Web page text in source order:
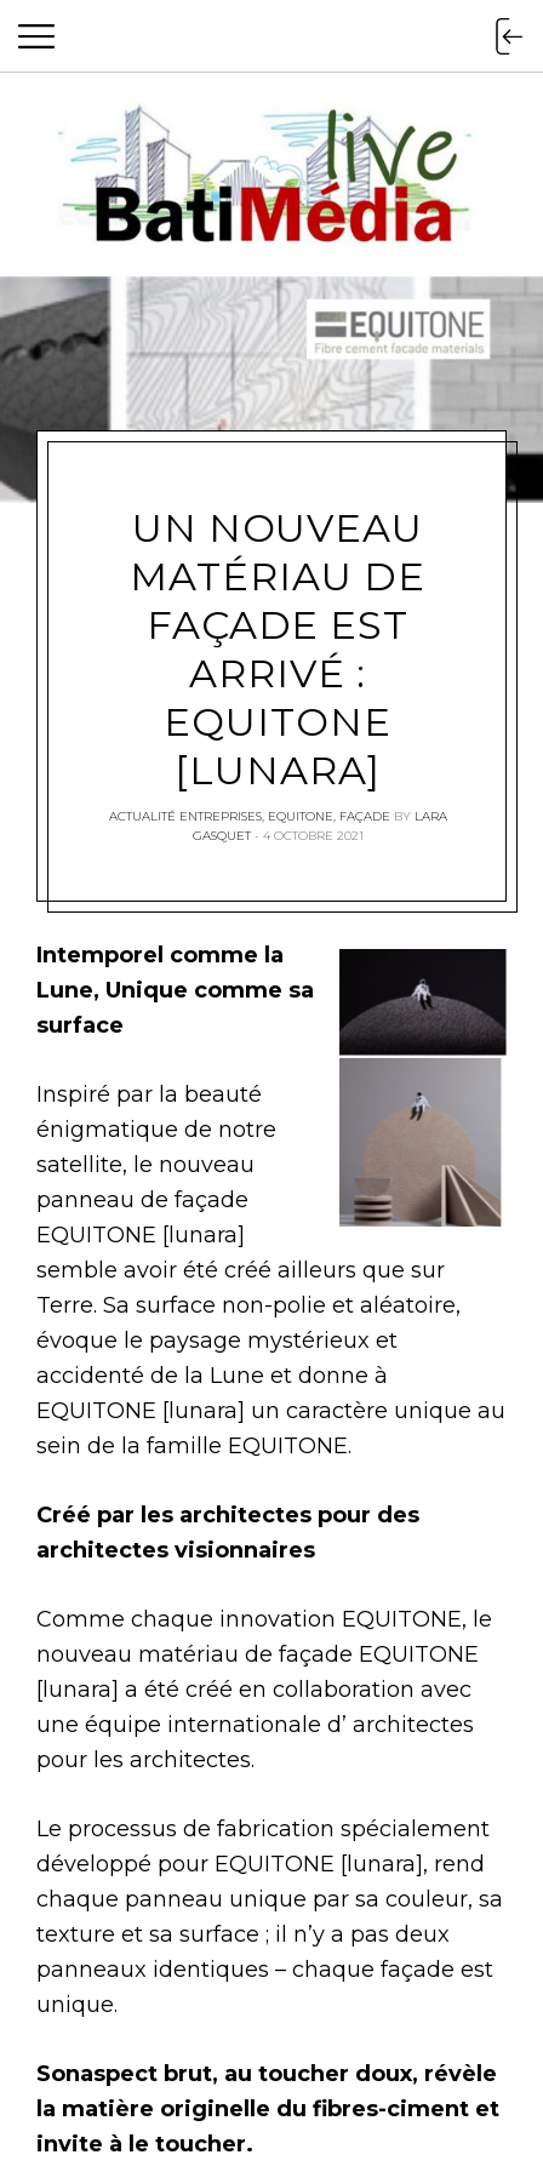
Batimedialive
UN NOUVEAU
MATÉRIAU DE
FAÇADE EST
ARRIVÉ :
EQUITONE
[LUNARA]
ACTUALITÉ ENTREPRISES, EQUITONE, FAÇADE BY LARA
GASQUET
4 OCTOBRE 2021
Intemporel comme la
Lune, Unique comme sa
surface
Inspiré par la beauté
énigmatique de notre
satellite, le nouveau
panneau de façade
EQUITONE [lunara]
semble avoir été créé ailleurs que sur
Terre. Sa surface non-polie et aléatoire,
évoque le paysage mystérieux et
accidenté de la Lune et donne à
EQUITONE [lunara] un caractère unique au
sein de la famille EQUITONE.
Créé par les architectes pour des
architectes visionnaires
Comme chaque innovation EQUITONE, le
nouveau matériau de façade EQUITONE
[lunara] a été créé en collaboration avec
une équipe internationale d’ architectes
pour les architectes.
Le processus de fabrication spécialement
développé pour EQUITONE [lunara], rend
chaque panneau unique par sa couleur, sa
texture et sa surface ; il n’y a pas deux
panneaux identiques – chaque façade est
unique.
Sonaspect brut, au toucher doux, révèle
la matière originelle du fibres-ciment et
invite à le toucher.